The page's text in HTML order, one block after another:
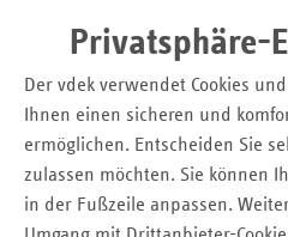
Privatsphäre-
Der vdek verwendet Cookies
Ihnen einen sicheren und
ermöglichen. Entscheiden Sie
zulassen möchten. Sie können
in der Fußzeile anpassen.
auf dem vdek-